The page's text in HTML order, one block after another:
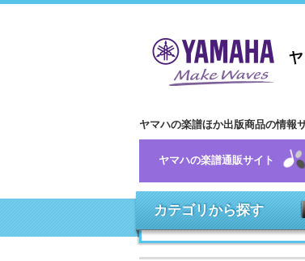
ヤマハの楽譜ほか出版商品の情報
ヤマハの楽譜通販サイト
カテゴリから探す